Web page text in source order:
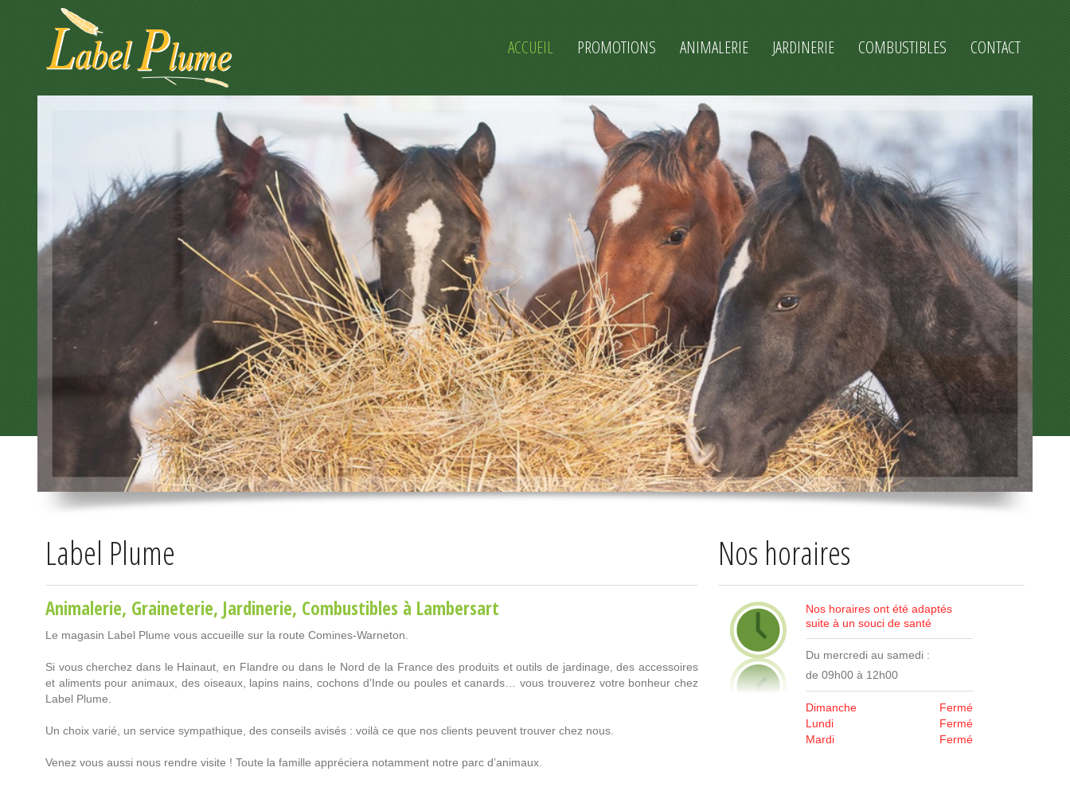
ACCUEIL PROMOTIONS ANIMALERIE JARDINERIE COMBUSTIBLES CONTACT
Label Plume
Animalerie, Graineterie, Jardinerie, Combustibles à Lambersart
Le magasin Label Plume vous accueille sur la route Comines-Warneton.
Si vous cherchez dans le Hainaut, en Flandre ou dans le Nord de la France des produits et outils de jardinage, des accessoires
et aliments pour animaux, des oiseaux, lapins nains, cochons d’Inde ou poules et canards… vous trouverez votre bonheur chez
Label Plume.
Un choix varié, un service sympathique, des conseils avisés : voilà ce que nos clients peuvent trouver chez nous.
Venez vous aussi nous rendre visite ! Toute la famille appréciera notamment notre parc d’animaux.
Nos horaires
Nos horaires ont été adaptés
suite à un souci de santé
Du mercredi au samedi :
de 09h00 à 12h00
Dimanche
Fermé
Lundi
Fermé
Mardi
Fermé
Panneau de gestion des cookies